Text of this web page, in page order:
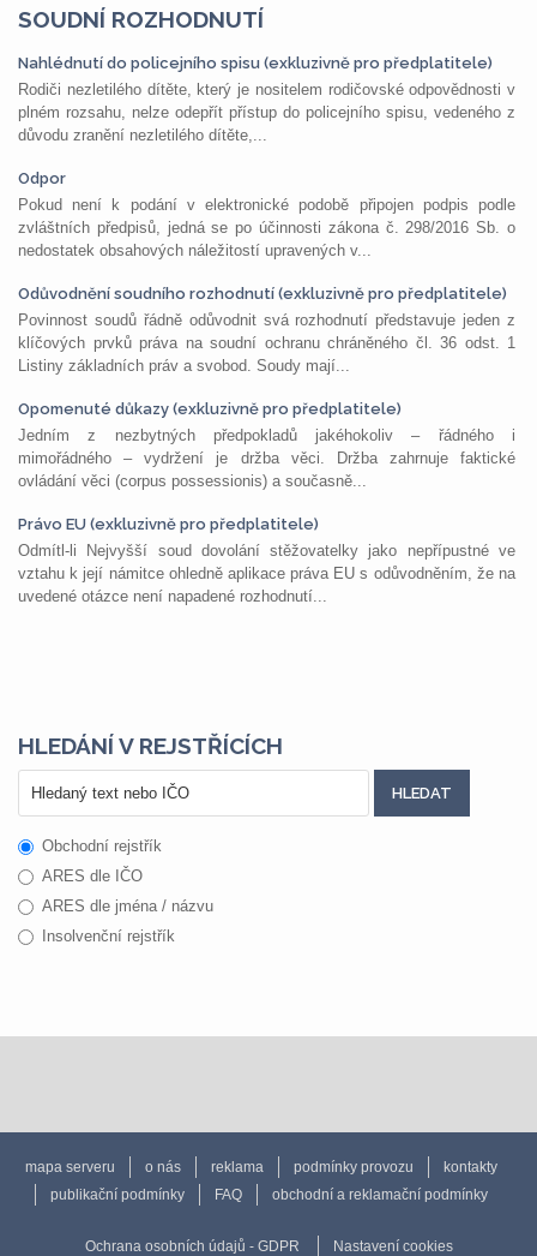
SOUDNÍ ROZHODNUTÍ
Nahlédnutí do policejního spisu (exkluzivně pro předplatitele)
Rodiči nezletilého dítěte, který je nositelem rodičovské odpovědnosti v
plném rozsahu, nelze odepřít přístup do policejního spisu, vedeného z
důvodu zranění nezletilého dítěte,...
Odpor
Pokud není k podání v elektronické podobě připojen podpis podle
zvláštních předpisů, jedná se po účinnosti zákona č. 298/2016 Sb. o
nedostatek obsahových náležitostí upravených v...
Odůvodnění soudního rozhodnutí (exkluzivně pro předplatitele)
Povinnost soudů řádně odůvodnit svá rozhodnutí představuje jeden z
klíčových prvků práva na soudní ochranu chráněného čl. 36 odst. 1
Listiny základních práv a svobod. Soudy mají...
Opomenuté důkazy (exkluzivně pro předplatitele)
Jedním z nezbytných předpokladů jakéhokoliv – řádného i
mimořádného – vydržení je držba věci. Držba zahrnuje faktické
ovládání věci (corpus possessionis) a současně...
Právo EU (exkluzivně pro předplatitele)
Odmítl-li Nejvyšší soud dovolání stěžovatelky jako nepřípustné ve
vztahu k její námitce ohledně aplikace práva EU s odůvodněním, že na
uvedené otázce není napadené rozhodnutí...
HLEDÁNÍ V REJSTŘÍCÍCH
Obchodní rejstřík
ARES dle IČO
ARES dle jména / názvu
Insolvenční rejstřík
mapa serveru o nás reklama podmínky provozu
kontakty
publikační podmínky
FAQ obchodní a reklamační podmínky
Ochrana osobních údajů - GDPR Nastavení cookies